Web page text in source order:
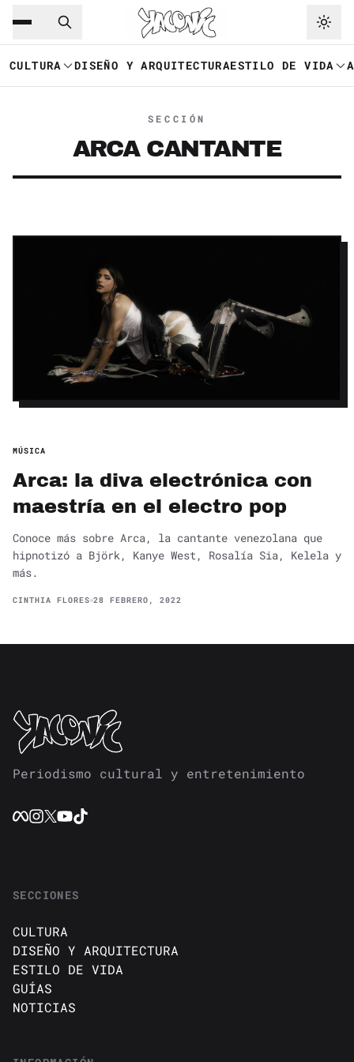
Saltar al contenido principal
CULTURA DISEÑO Y ARQUITECTURAESTILO DE VIDA
SECCIÓN
ARCA CANTANTE
MÚSICA
Arca: la diva electrónica con
maestría en el electro pop
Conoce más sobre Arca, la cantante venezolana que
hipnotizó a Björk, Kanye West, Rosalía Sia, Kelela y
más.
CINTHIA FLORES 28 FEBRERO, 2022
Periodismo cultural y entretenimiento
SECCIONES
CULTURA
DISEÑO Y ARQUITECTURA
ESTILO DE VIDA
GUÍAS
NOTICIAS